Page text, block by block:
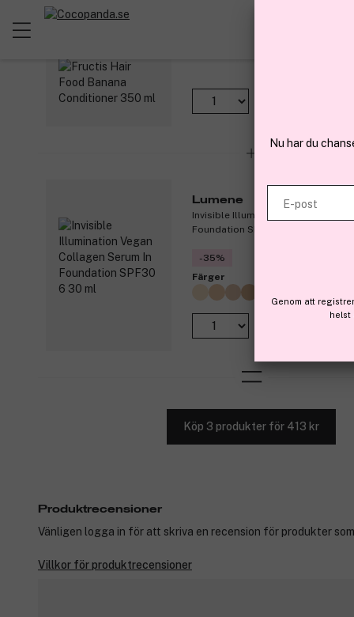
Lumene
Invisible Illumination Vegan
Foundation SPF30 6 30 ml
-35%
Färger
Köp 3 produkter för 413 kr
Produktrecensioner
Vänligen logga in för att skriva en recension för produkter
Villkor för produktrecensioner
Nu har du
E-post
Genom att
helst